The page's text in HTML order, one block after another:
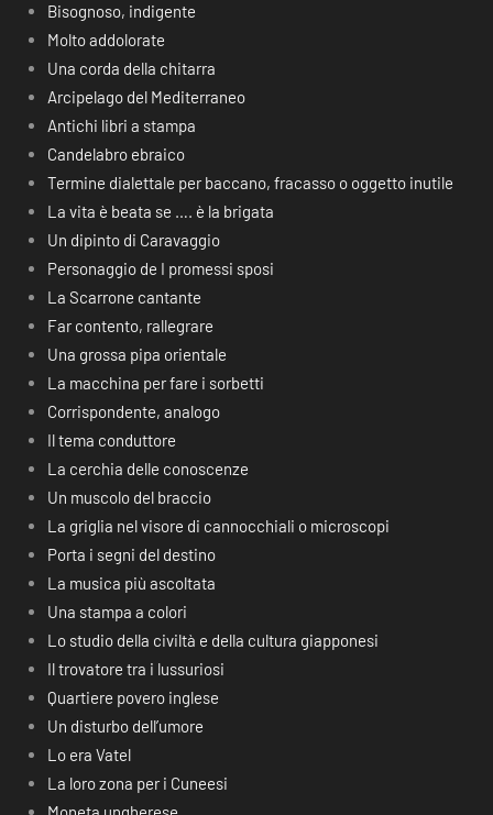
Bisognoso, indigente
Molto addolorate
Una corda della chitarra
Arcipelago del Mediterraneo
Antichi libri a stampa
Candelabro ebraico
Termine dialettale per baccano, fracasso o oggetto inutile
La vita è beata se …. è la brigata
Un dipinto di Caravaggio
Personaggio de I promessi sposi
La Scarrone cantante
Far contento, rallegrare
Una grossa pipa orientale
La macchina per fare i sorbetti
Corrispondente, analogo
Il tema conduttore
La cerchia delle conoscenze
Un muscolo del braccio
La griglia nel visore di cannocchiali o microscopi
Porta i segni del destino
La musica più ascoltata
Una stampa a colori
Lo studio della civiltà e della cultura giapponesi
Il trovatore tra i lussuriosi
Quartiere povero inglese
Un disturbo dell’umore
Lo era Vatel
La loro zona per i Cuneesi